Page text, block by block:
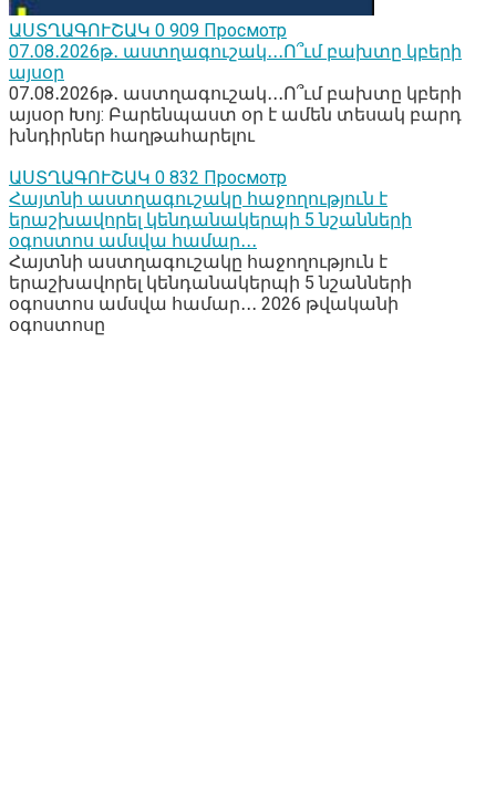
ԱՍՏՂԱԳՈՒՇԱԿ 0 909 Просмотр
07․08․2026թ․ աստղագուշակ․․․Ո՞ւմ բախտը կբերի
այսօր
07․08․2026թ․ աստղագուշակ․․․Ո՞ւմ բախտը կբերի
այսօր Խոյ: Բարենպաստ օր է ամեն տեսակ բարդ
խնդիրներ հաղթահարելու
ԱՍՏՂԱԳՈՒՇԱԿ 0 832 Просмотр
Հայտնի աստղագուշակը հաջողություն է
երաշխավորել կենդանակերպի 5 նշանների
օգոստոս ամսվա համար․․․
Հայտնի աստղագուշակը հաջողություն է
երաշխավորել կենդանակերպի 5 նշանների
օգոստոս ամսվա համար․․․ 2026 թվականի
օգոստոսը